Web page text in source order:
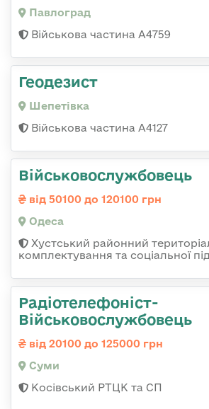
Павлоград
Військова частина А4759
Геодезист
Шепетівка
Військова частина А4127
Військовослужбовець
від 50100 до 120100 грн
Одеса
Хустський районний
комплектування та соціальної
Радіотелефоніст-
Військовослужбовець
від 20100 до 125000 грн
Суми
Косівський РТЦК та СП